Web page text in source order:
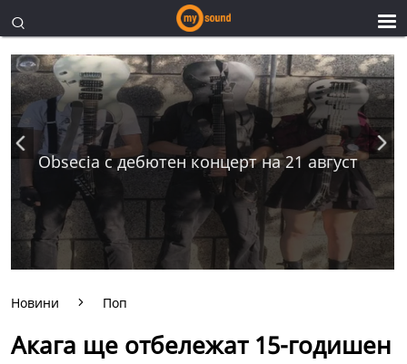
Obsecia с дебютен концерт на 21 август
Новини Поп
Акага ще отбележат 15-годишен